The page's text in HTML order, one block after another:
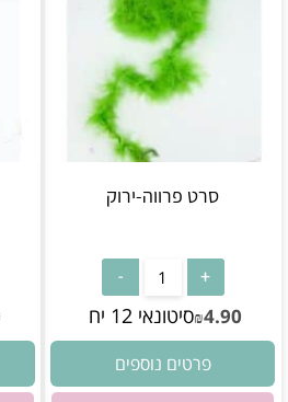
סרט פרווה-ירוק
₪4.90 סיטונאי 12 יח
פרטים נוספים